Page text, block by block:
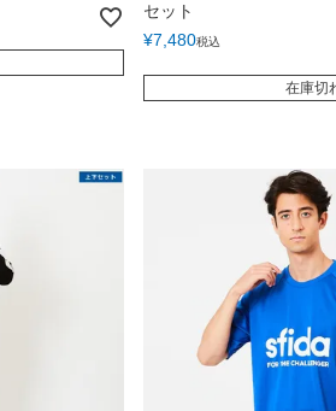
セット
¥7,480税込
在庫切